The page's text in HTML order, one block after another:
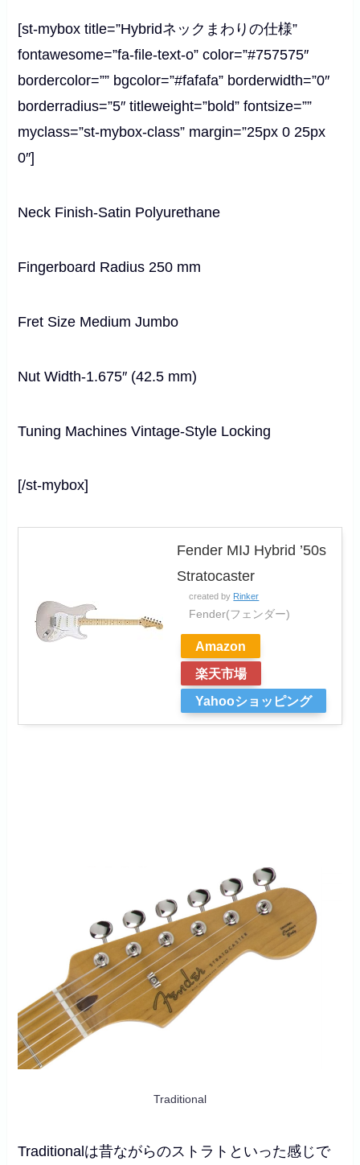
[st-mybox title=”Hybridネックまわりの仕様”
fontawesome=”fa-file-text-o” color=”#757575″
bordercolor=”” bgcolor=”#fafafa” borderwidth=”0″
borderradius=”5″ titleweight=”bold” fontsize=””
myclass=”st-mybox-class” margin=”25px 0 25px
0″]
Neck Finish-Satin Polyurethane
Fingerboard Radius 250 mm
Fret Size Medium Jumbo
Nut Width-1.675″ (42.5 mm)
Tuning Machines Vintage-Style Locking
[/st-mybox]
Fender MIJ Hybrid ’50s
Stratocaster
created by Rinker
Fender(フェンダー)
Amazon
楽天市場
Yahooショッピング
Traditional
Traditionalは昔ながらのストラトといった感じで